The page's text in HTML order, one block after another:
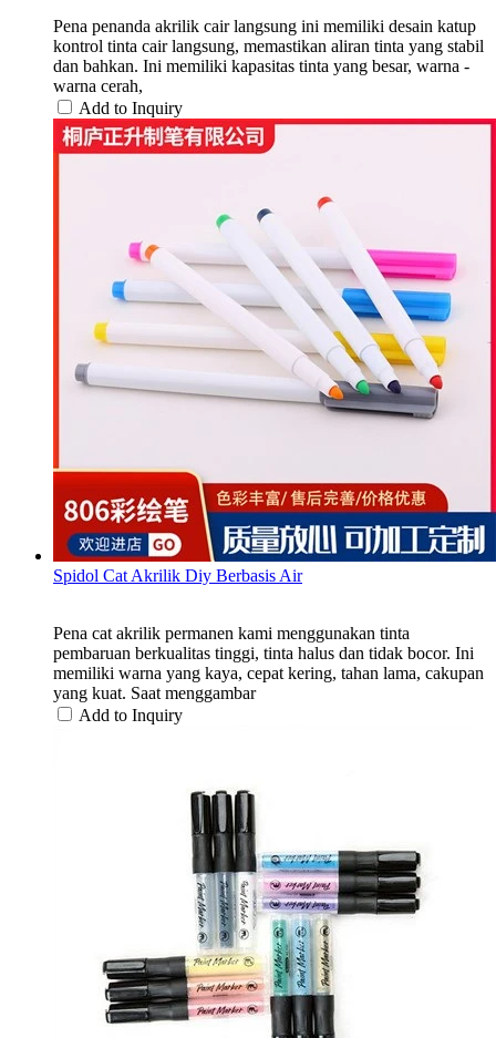
Pena penanda akrilik cair langsung ini memiliki desain katup
kontrol tinta cair langsung, memastikan aliran tinta yang stabil
dan bahkan. Ini memiliki kapasitas tinta yang besar, warna -
warna cerah,
Add to Inquiry
Spidol Cat Akrilik Diy Berbasis Air
Pena cat akrilik permanen kami menggunakan tinta
pembaruan berkualitas tinggi, tinta halus dan tidak bocor. Ini
memiliki warna yang kaya, cepat kering, tahan lama, cakupan
yang kuat. Saat menggambar
Add to Inquiry